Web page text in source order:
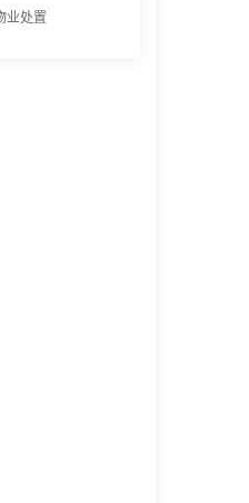
业处置